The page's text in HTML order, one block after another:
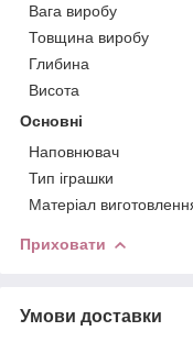
Вага виробу
Товщина виробу
Глибина
Висота
Основні
Наповнювач
Тип іграшки
Матеріал
Приховати
Умови доставки